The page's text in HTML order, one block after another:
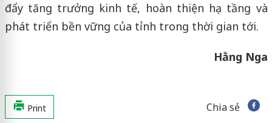
đẩy tăng trưởng kinh tế, hoàn thiện hạ tầng và
phát triển bền vững của tỉnh trong thời gian tới.
Hằng Nga
Print Chia sẻ